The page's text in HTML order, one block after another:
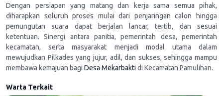
Dengan persiapan yang matang dan kerja sama semua pihak,
diharapkan seluruh proses mulai dari penjaringan calon hingga
pemungutan suara dapat berjalan lancar, tertib, dan sesuai
ketentuan. Sinergi antara panitia, pemerintah desa, pemerintah
kecamatan, serta masyarakat menjadi modal utama dalam
mewujudkan Pilkades yang jujur, adil, dan sukses, sehingga mampu
membawa kemajuan bagi Desa Mekarbakti di Kecamatan Pamulihan.
Warta Terkait